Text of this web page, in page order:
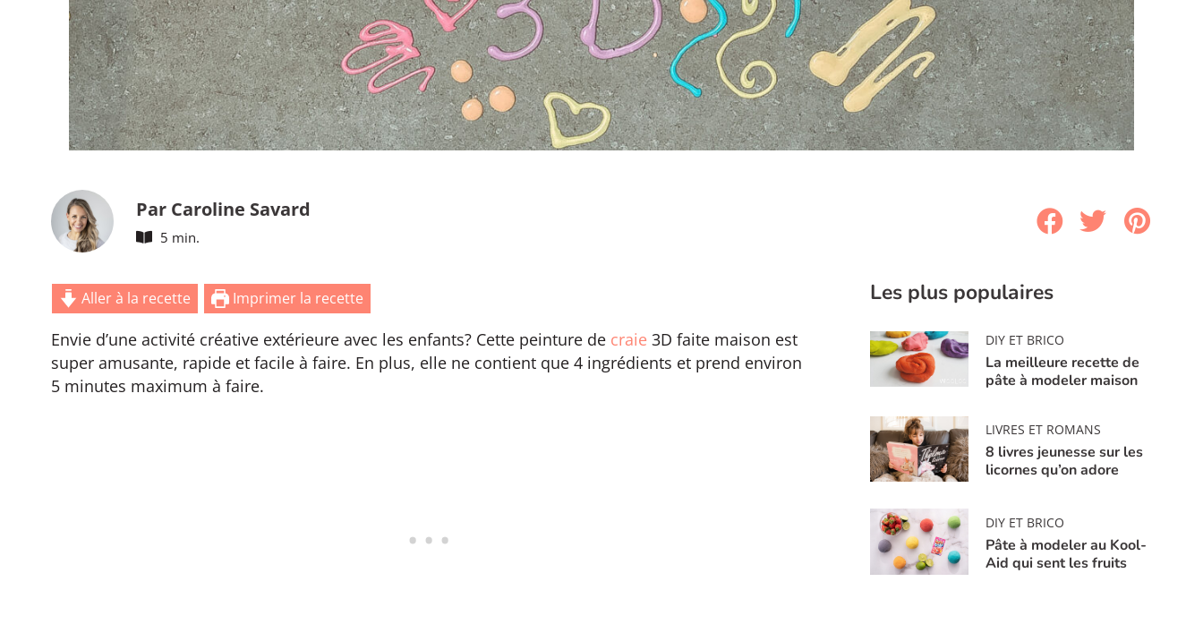
Par Caroline Savard
5 min.
Aller à la recette Imprimer la recette
Envie d’une activité créative extérieure avec les enfants? Cette peinture de craie 3D faite maison est
super amusante, rapide et facile à faire. En plus, elle ne contient que 4 ingrédients et prend environ
5 minutes maximum à faire.
Les plus populaires
DIY ET BRICO
La meilleure recette de
pâte à modeler maison
LIVRES ET ROMANS
8 livres jeunesse sur les
licornes qu’on adore
DIY ET BRICO
Pâte à modeler au Kool-
Aid qui sent les fruits